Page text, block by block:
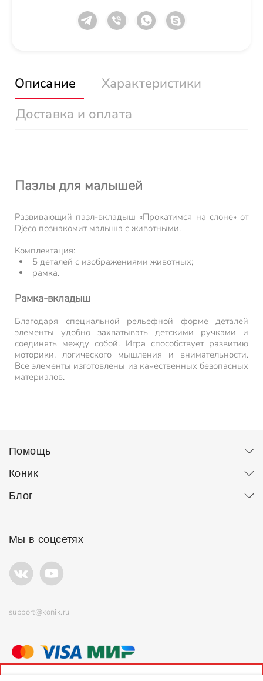
Описание
Характеристики
Доставка и оплата
Пазлы для малышей
Развивающий пазл-вкладыш «Прокатимся на слоне» от
Djeco познакомит малыша с животными.
Комплектация:
5 деталей с изображениями животных;
рамка.
Рамка-вкладыш
Благодаря специальной рельефной форме деталей
элементы удобно захватывать детскими ручками и
соединять между собой. Игра способствует развитию
моторики, логического мышления и внимательности.
Все элементы изготовлены из качественных безопасных
материалов.
Помощь
Коник
Блог
Мы в соцсетях
support@konik.ru